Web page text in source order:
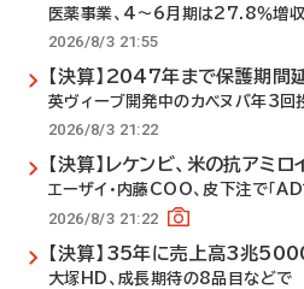
医薬事業、4～6月期は27.8％増収
2026/8/3 21:55
【決算】2047年まで保護期間
英ヴィーブ開発中のカベヌバ年3回
2026/8/3 21:22
【決算】レケンビ、米の抗アミ
エーザイ・内藤COO、皮下注で「AD
2026/8/3 21:22
【決算】35年に売上高3兆
大塚HD、成長期待の8品目などで